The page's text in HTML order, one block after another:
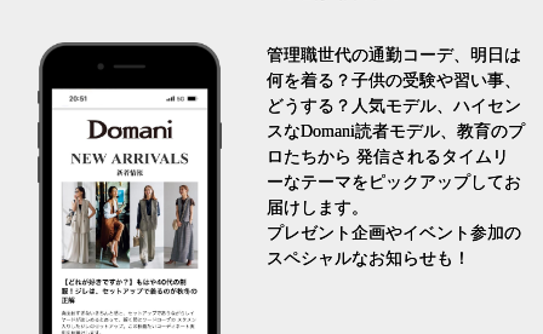
管理職世代の通勤コーデ、明日は
何を着る？子供の受験や習い事、
どうする？人気モデル、ハイセン
スなDomani読者モデル、教育のプ
ロたちから 発信されるタイムリ
ーなテーマをピックアップしてお
届けします。
プレゼント企画やイベント参加の
スペシャルなお知らせも！